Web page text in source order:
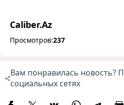
Caliber.Az
Просмотров:237
Вам понравилась новость?
социальных сетях